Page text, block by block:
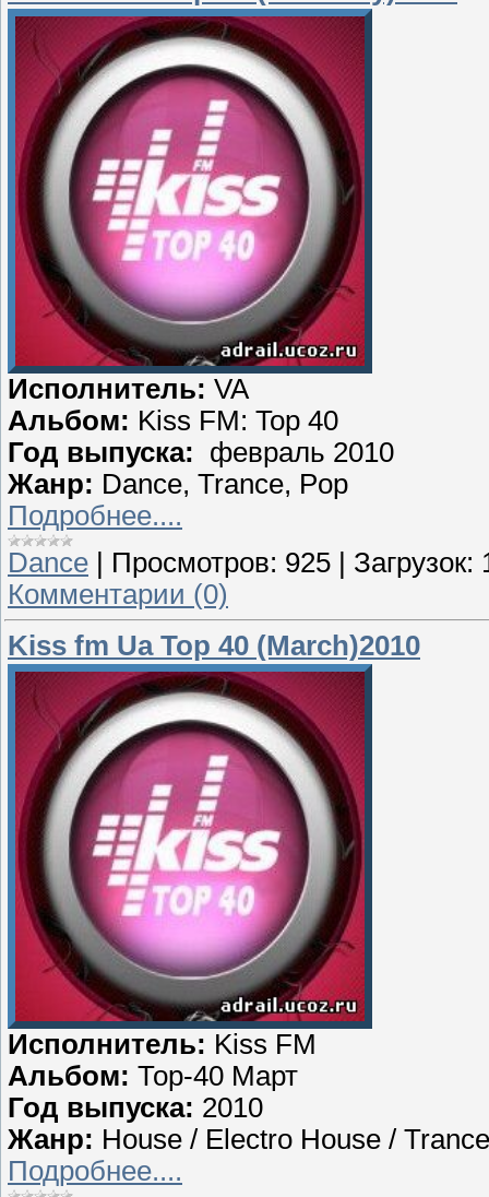
Исполнитель: VA
Альбом: Kiss FM: Top 40
Год выпуска: февраль 2010
Жанр: Dance, Trance, Pop
Подробнее....
Dance | Просмотров: 925 | Загрузок:
Комментарии (0)
Kiss fm Ua Top 40 (March)2010
Исполнитель: Kiss FM
Альбом: Тор-40 Март
Год выпуска: 2010
Жанр: House / Electro House /
Подробнее....